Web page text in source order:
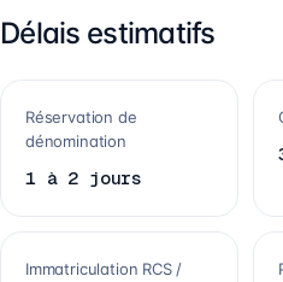
Délais estimatifs
Réservation de
dénomination
1 à 2 jours
Immatriculation RCS /